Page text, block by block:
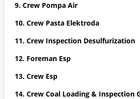
9. Crew Pompa Air
10. Crew Pasta Elektroda
11. Crew Inspection Desulfurization
12. Foreman Esp
13. Crew Esp
14. Crew Coal Loading & Inspection